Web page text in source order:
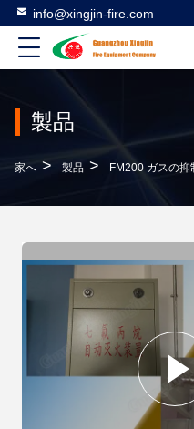
info@xingjin-fire.com
製品
家へ > 製品 > FM200 ガスの抑